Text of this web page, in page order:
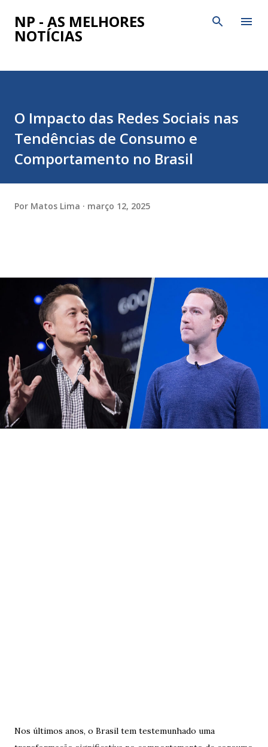
Pular para o conteúdo principal
NP - AS MELHORES
NOTÍCIAS
O Impacto das Redes Sociais nas
Tendências de Consumo e
Comportamento no Brasil
Por Matos Lima março 12, 2025
Nos últimos anos, o Brasil tem testemunhado uma